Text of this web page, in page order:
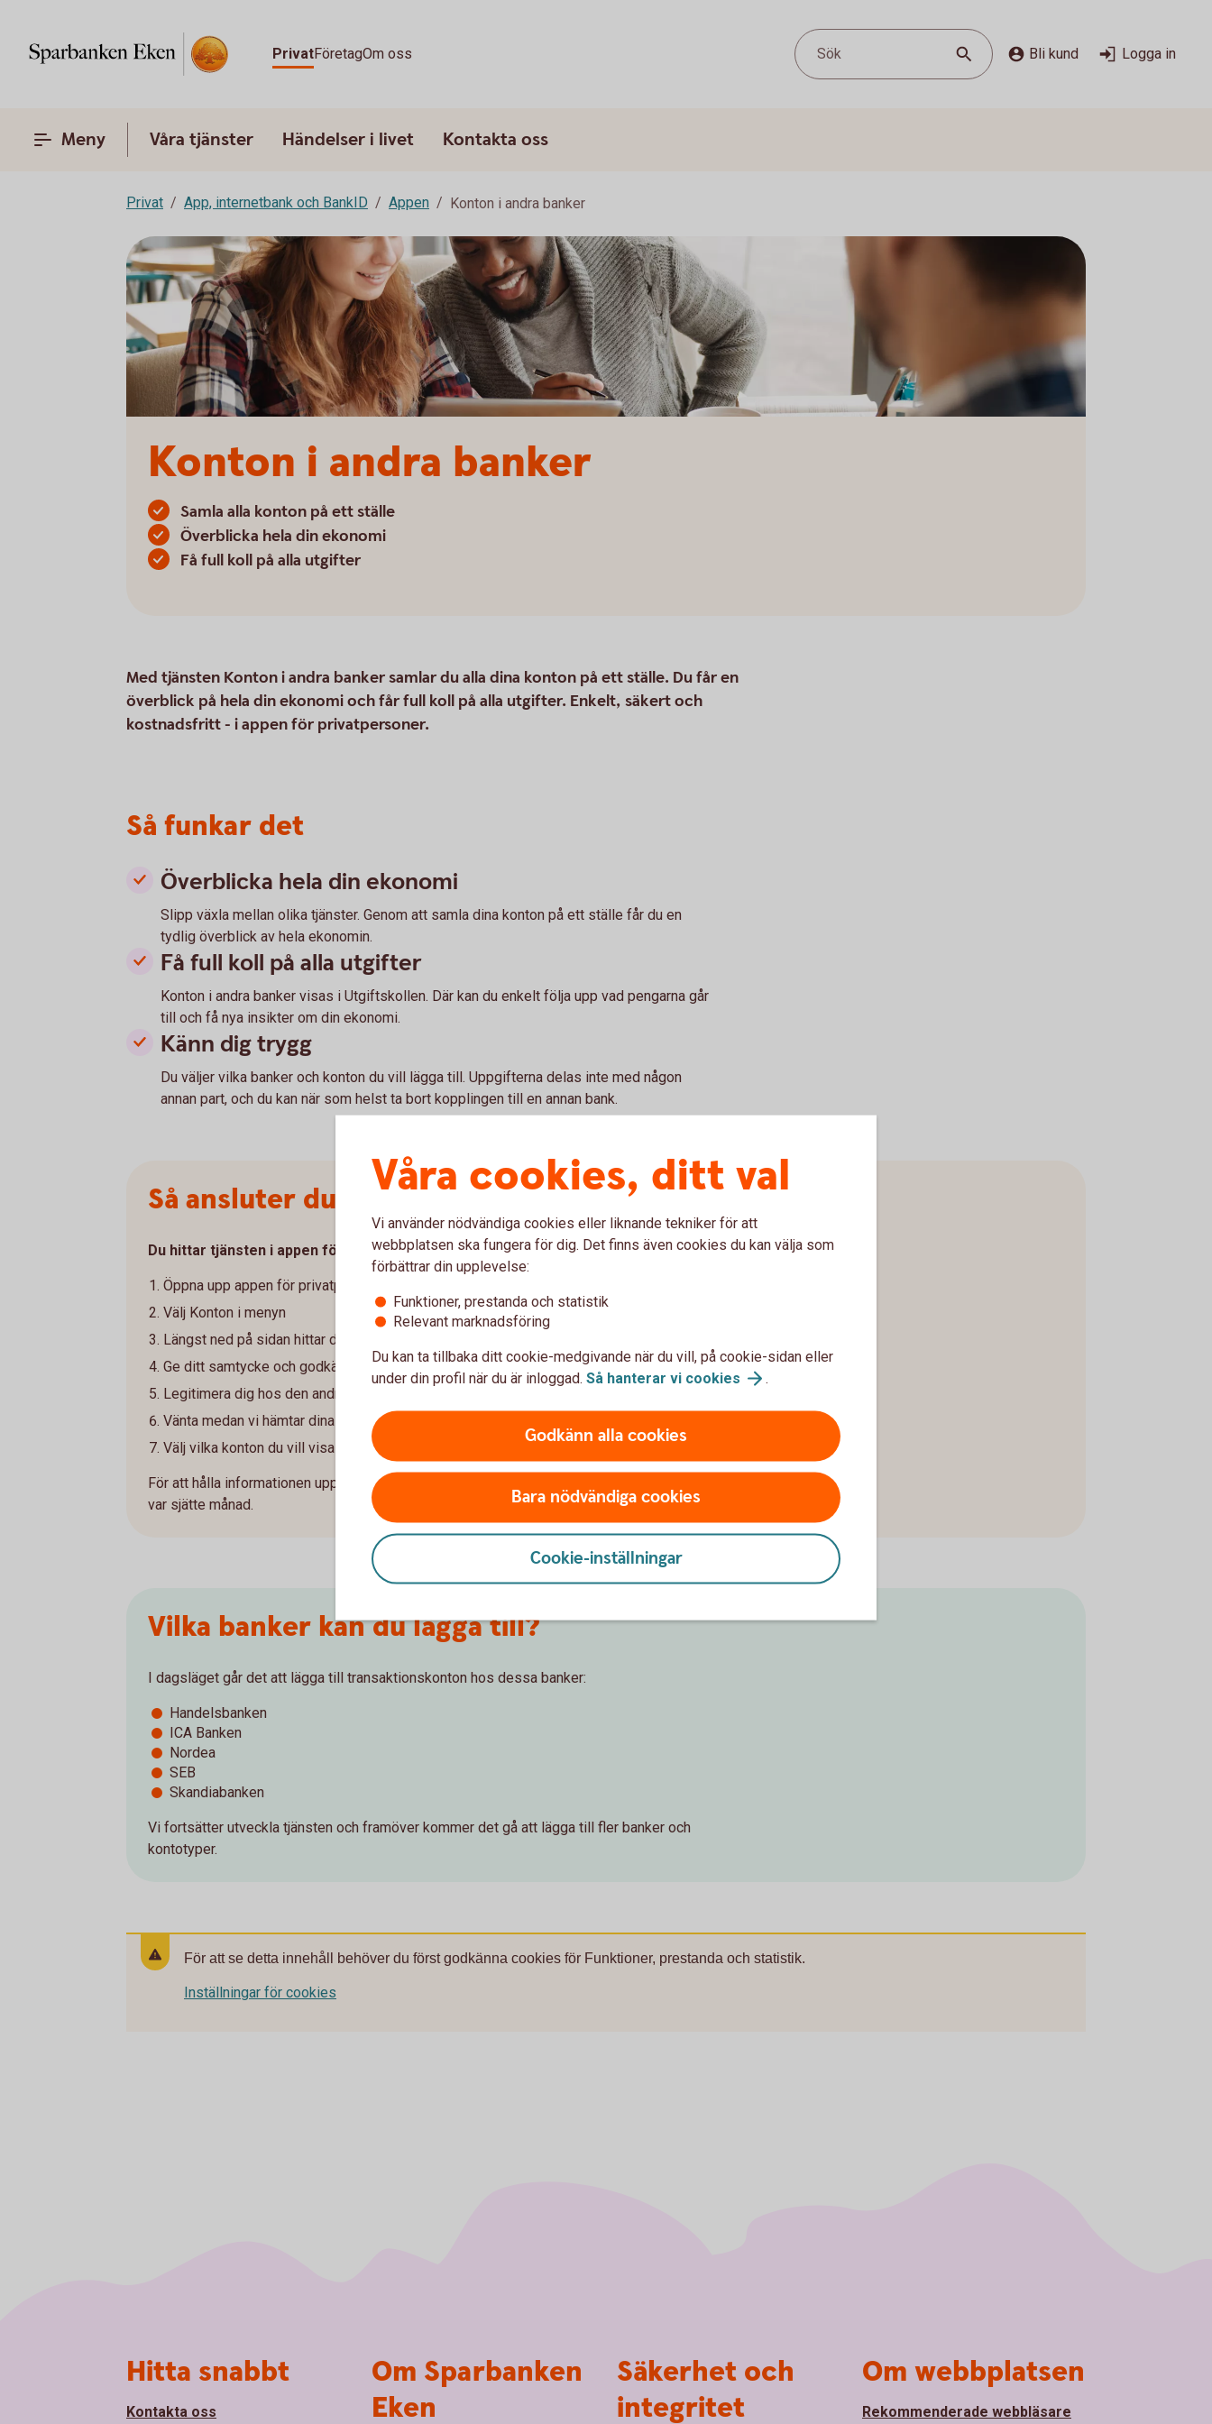
PrivatFöretagOm oss Sök Bli kund Logga in
Meny Våra tjänster Händelser i livet Kontakta oss
Privat App, internetbank och BankID Appen Konton i andra banker
Konton i andra banker
Samla alla konton på ett ställe
Överblicka hela din ekonomi
Få full koll på alla utgifter
Med tjänsten Konton i andra banker samlar du alla dina konton på ett ställe. Du får en
överblick på hela din ekonomi och får full koll på alla utgifter. Enkelt, säkert och
kostnadsfritt - i appen för privatpersoner.
Så funkar det
Överblicka hela din ekonomi
Slipp växla mellan olika tjänster. Genom att samla dina konton på ett ställe får du en
tydlig överblick av hela ekonomin.
Få full koll på alla utgifter
Konton i andra banker visas i Utgiftskollen. Där kan du enkelt följa upp vad pengarna går
till och få nya insikter om din ekonomi.
Känn dig trygg
Du väljer vilka banker och konton du vill lägga till. Uppgifterna delas inte med någon
annan part, och du kan när som helst ta bort kopplingen till en annan bank.
Så ansluter du dig
Du hittar tjänsten i appen för privatpersoner, längst ned på sidan Konton.
Öppna upp appen för privatpersoner
Välj Konton i menyn
Längst ned på sidan hittar du tjänsten Konton i andra banker. Välj den bank du vill lägga till
Ge ditt samtycke och godkänn villkoren
Legitimera dig hos den andra banken
Vänta medan vi hämtar dina konton och transaktioner från den andra banken
Välj vilka konton du vill visa
För att hålla informationen uppdaterad behöver du legitimera dig hos den andra banken
var sjätte månad.
Vilka banker kan du lägga till?
I dagsläget går det att lägga till transaktionskonton hos dessa banker:
Handelsbanken
ICA Banken
Nordea
SEB
Skandiabanken
Vi fortsätter utveckla tjänsten och framöver kommer det gå att lägga till fler banker och
kontotyper.
För att se detta innehåll behöver du först godkänna cookies för Funktioner, prestanda och statistik.
Inställningar för cookies
Våra cookies, ditt val
Vi använder nödvändiga cookies eller liknande tekniker för att
webbplatsen ska fungera för dig. Det finns även cookies du kan välja som
förbättrar din upplevelse:
Funktioner, prestanda och statistik
Relevant marknadsföring
Du kan ta tillbaka ditt cookie-medgivande när du vill, på cookie-sidan eller
under din profil när du är inloggad. Så hanterar vi cookies .
Godkänn alla cookies
Bara nödvändiga cookies
Cookie-inställningar
Hitta snabbt
Kontakta oss
Om Sparbanken
Eken
Säkerhet och
integritet
Om webbplatsen
Rekommenderade webbläsare